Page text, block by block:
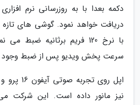
دکمه بعدا با به روزرسانی نرم
با نرخ 120 فریم برثانیه ضبط
سرعت پخش ویدیو پس از ضبط
نیز مانور داده است. این شرکت